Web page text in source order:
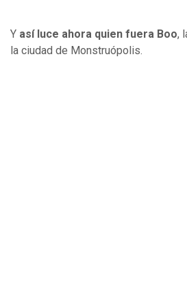
Y así luce ahora quien fuera Boo,
la ciudad de Monstruópolis.